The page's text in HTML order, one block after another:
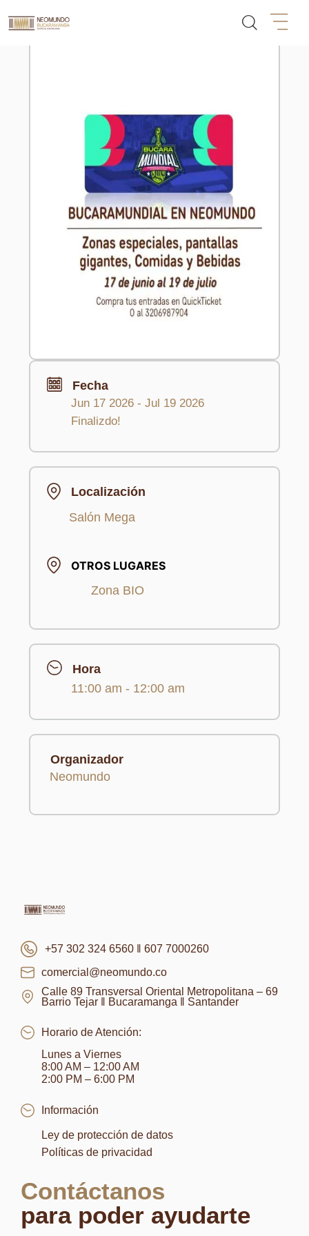
Fecha
Jun 17 2026 - Jul 19 2026
Finalizdo!
Localización
Salón Mega
OTROS LUGARES
Zona BIO
Hora
11:00 am - 12:00 am
Organizador
Neomundo
+57 302 324 6560 ‖ 607 7000260
comercial@neomundo.co
Calle 89 Transversal Oriental Metropolitana – 69
Barrio Tejar ‖ Bucaramanga ‖ Santander
Horario de Atención:
Lunes a Viernes
8:00 AM – 12:00 AM
2:00 PM – 6:00 PM
Información
Ley de protección de datos
Políticas de privacidad
Contáctanos
para poder ayudarte